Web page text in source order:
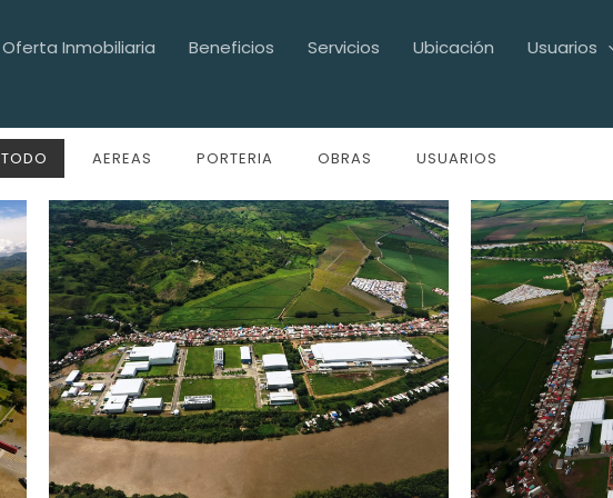
Oferta Inmobiliaria Beneficios Servicios Ubicación Usuarios
TODO AEREAS PORTERIA OBRAS USUARIOS